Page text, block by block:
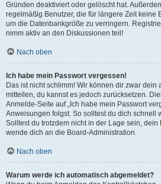
Gründen deaktiviert oder gelöscht hat.
regelmäßig Benutzer, die für längere Zeit keine
um die Datenbankgröße zu verringern.
nimm aktiv an den Diskussionen teil!
Nach oben
Ich habe mein Passwort vergessen!
Das ist nicht schlimm! Wir können dir zwar dein
mitteilen, du kannst es jedoch zurücksetzen.
Anmelde-Seite auf „Ich habe mein Passwort
Anweisungen folgst. So solltest du dich schnell
Solltest du trotzdem nicht in der Lage sein, dein
wende dich an die Board-Administration.
Nach oben
Warum werde ich automatisch abgemeldet?